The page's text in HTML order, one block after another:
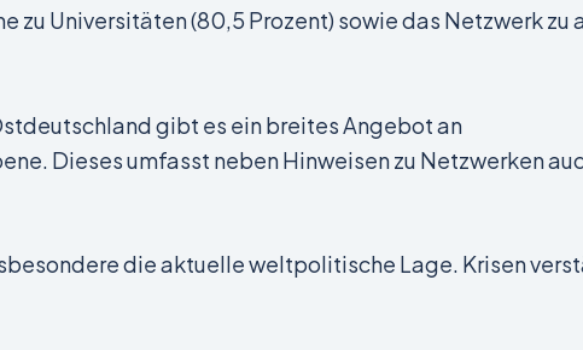
zu Universitäten (80,5 Prozent) sowie das Netzwerk zu
gibt es ein breites Angebot an
Dieses umfasst neben Hinweisen zu Netzwerken
die aktuelle weltpolitische Lage. Krisen